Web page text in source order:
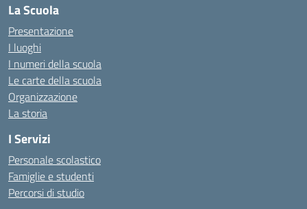
La Scuola
Presentazione
I luoghi
I numeri della scuola
Le carte della scuola
Organizzazione
La storia
I Servizi
Personale scolastico
Famiglie e studenti
Percorsi di studio